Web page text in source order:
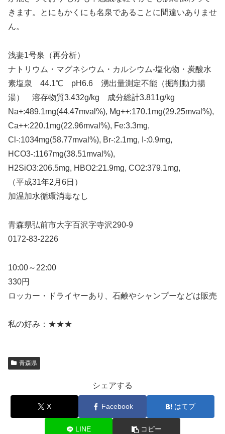
きます。とにもかくにも名泉であることに間違いありませ
ん。
浅妻1号泉（再分析）
ナトリウム・マグネシウム・カルシウム-塩化物・炭酸水
素塩泉 44.1℃ pH6.6 湧出量測定不能（掘削動力揚
湯） 溶存物質3.432g/kg 成分総計3.811g/kg
Na+:489.1mg(44.47mval%), Mg++:170.1mg(29.25mval%),
Ca++:220.1mg(22.96mval%), Fe:3.3mg,
Cl-:1034mg(58.77mval%), Br-:2.1mg, I-:0.9mg,
HCO3-:1167mg(38.51mval%),
H2SiO3:206.5mg, HBO2:21.9mg, CO2:379.1mg,
（平成31年2月6日）
加温加水循環消毒なし
青森県弘前市大字百沢字寺沢290-9
0172-83-2226
10:00～22:00
330円
ロッカー・ドライヤーあり、石鹸やシャンプーなどは販売
私の好み：★★★
青森県
シェアする
X Facebook はてブ
LINE コピー